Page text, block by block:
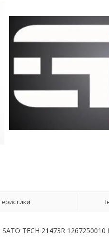
TECH 21473R 1267250010